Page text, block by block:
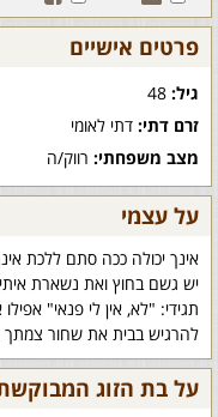
פרטים אישיים
גיל:
זרם דתי: דתי לאומי
מצב משפחתי: רווק/ה
על עצמי
אינך יכולה ככה סתם ללכת
יש גשם בחוץ ואת נשארת
תגידי: "לא, אין לי פנאי"
להרגיש בבית את שחור
על בת הזוג